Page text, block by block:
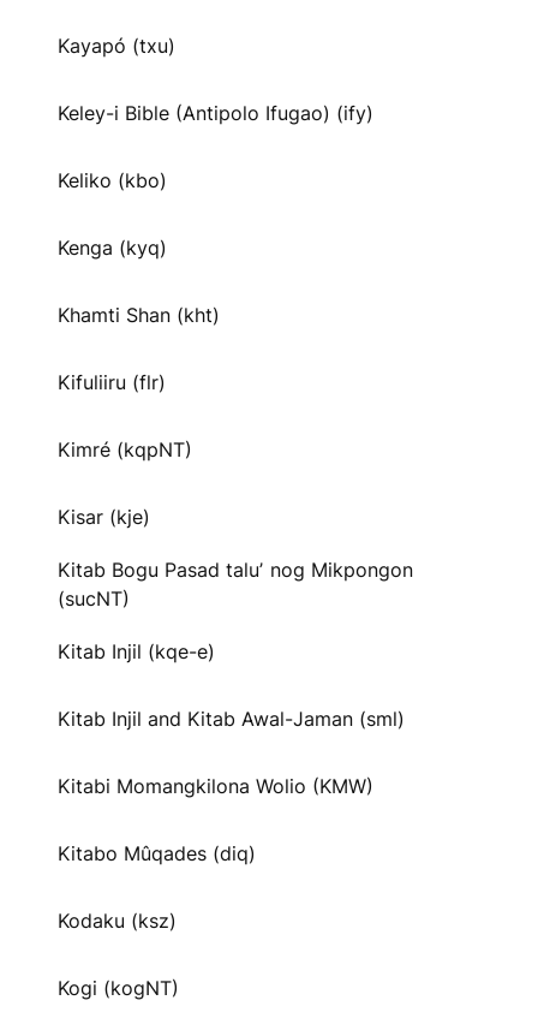
Kayapó (txu)
Keley-i Bible (Antipolo Ifugao) (ify)
Keliko (kbo)
Kenga (kyq)
Khamti Shan (kht)
Kifuliiru (flr)
Kimré (kqpNT)
Kisar (kje)
Kitab Bogu Pasad taluʼ nog Mikpongon
(sucNT)
Kitab Injil (kqe-e)
Kitab Injil and Kitab Awal-Jaman (sml)
Kitabi Momangkilona Wolio (KMW)
Kitabo Mûqades (diq)
Kodaku (ksz)
Kogi (kogNT)